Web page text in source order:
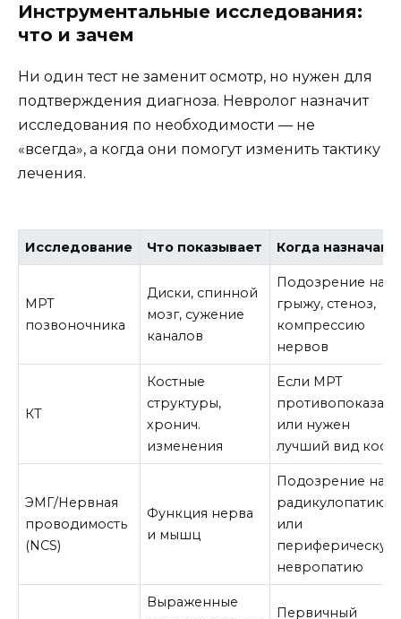
Инструментальные исследования:
что и зачем
Ни один тест не заменит осмотр, но нужен для
подтверждения диагноза. Невролог назначит
исследования по необходимости — не
«всегда», а когда они помогут изменить тактику
лечения.
Исследование Что показывает Когда назначают
МРТ
позвоночника
Диски, спинной
мозг, сужение
каналов
Подозрение на
грыжу, стеноз,
компрессию
нервов
КТ
Костные
структуры,
хронич.
изменения
Если МРТ
или нужен
лучший вид
ЭМГ/Нервная
проводимость
(NCS)
Функция нерва
и мышц
Подозрение на
радикулопатию
или
периферическую
невропатию
Выраженные
Первичный